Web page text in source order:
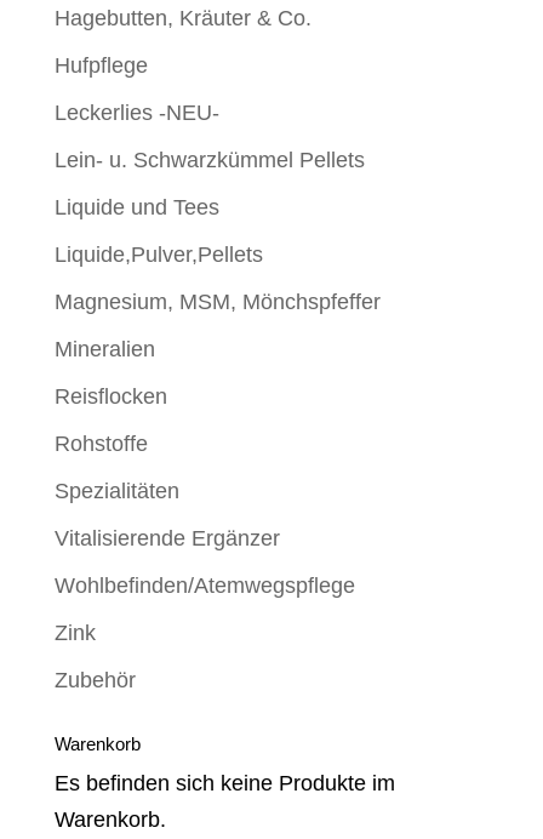
Hagebutten, Kräuter & Co.
Hufpflege
Leckerlies -NEU-
Lein- u. Schwarzkümmel Pellets
Liquide und Tees
Liquide,Pulver,Pellets
Magnesium, MSM, Mönchspfeffer
Mineralien
Reisflocken
Rohstoffe
Spezialitäten
Vitalisierende Ergänzer
Wohlbefinden/Atemwegspflege
Zink
Zubehör
Warenkorb
Es befinden sich keine Produkte im
Warenkorb.